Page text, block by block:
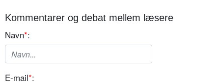
Kommentarer og debat mellem læsere
Navn*:
E-mail*: